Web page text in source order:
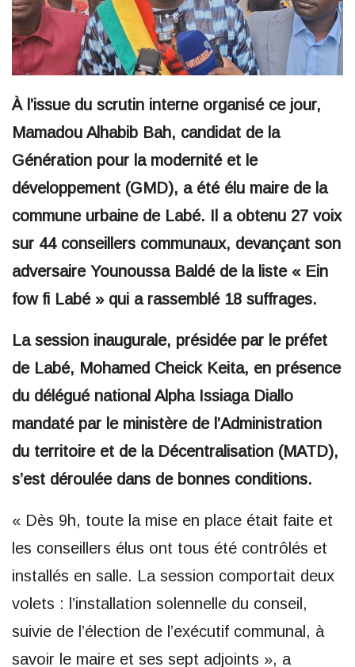
À l’issue du scrutin interne organisé ce jour,
Mamadou Alhabib Bah, candidat de la
Génération pour la modernité et le
développement (GMD), a été élu maire de la
commune urbaine de Labé. Il a obtenu 27 voix
sur 44 conseillers communaux, devançant son
adversaire Younoussa Baldé de la liste « Ein
fow fi Labé » qui a rassemblé 18 suffrages.
La session inaugurale, présidée par le préfet
de Labé, Mohamed Cheick Keita, en présence
du délégué national Alpha Issiaga Diallo
mandaté par le ministère de l’Administration
du territoire et de la Décentralisation (MATD),
s’est déroulée dans de bonnes conditions.
« Dès 9h, toute la mise en place était faite et
les conseillers élus ont tous été contrôlés et
installés en salle. La session comportait deux
volets : l’installation solennelle du conseil,
suivie de l’élection de l’exécutif communal, à
savoir le maire et ses sept adjoints », a